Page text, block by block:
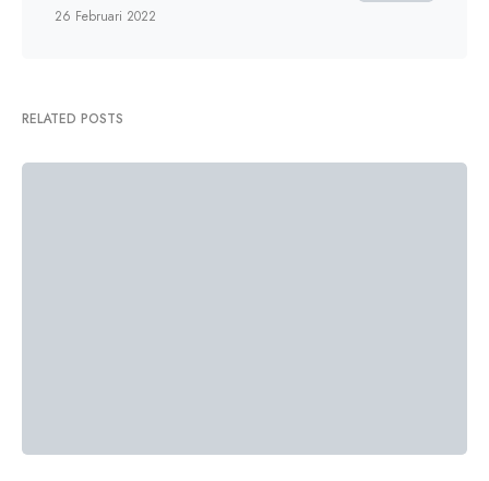
26 Februari 2022
RELATED POSTS